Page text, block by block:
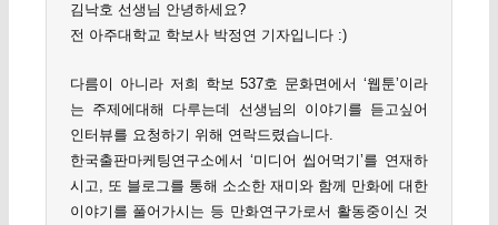
김낙호 선생님 안녕하세요?
전 아주대학교 학보사 박정연 기자입니다 :)
다름이 아니라 저희 학보 537호 문화면에서 ‘웹툰’이라
는 주제에대해 다루는데 선생님의 이야기를 듣고싶어
인터뷰를 요청하기 위해 연락드렸습니다.
한국출판마케팅연구소에서 ‘미디어 씹어먹기’를 연재하
시고, 또 블로그를 통해 소소한 재미와 함께 만화에 대한
이야기를 풀어가시는 등 만화연구가로서 활동중이신 것